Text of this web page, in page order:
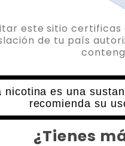
este sitio certificas
de tu país
nicotina es una
recomienda su
¿Tienes
VM3 0.45OHM VOOPOO VINCI POD
VOOPOO
1 X PNP-VM3
3
3,50€
CANTIDAD
- +